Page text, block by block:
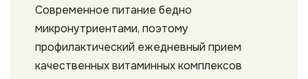
Современное питание бедно
микронутриентами, поэтому
профилактический ежедневный прием
качественных витаминных комплексов